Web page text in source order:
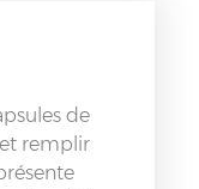
de
remplir